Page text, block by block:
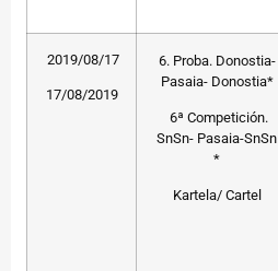
2019/08/17
17/08/2019
6. Proba. Donostia-
Pasaia- Donostia*
6ª Competición.
SnSn- Pasaia-SnSn
*
Kartela/ Cartel